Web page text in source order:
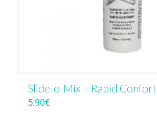
Slide-o-Mix – Rapid Confort
5.90€